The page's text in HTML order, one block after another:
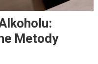
Metody